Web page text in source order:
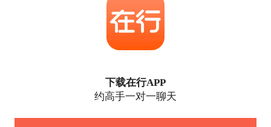
下载在行APP
约高手一对一聊天